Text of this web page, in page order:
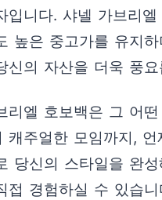
입니다. 샤넬 가브리
높은 중고가를 유지
신의 자산을 더욱 풍
리엘 호보백은 그 어
캐주얼한 모임까지,
당신의 스타일을 완
접 경험하실 수 있습니